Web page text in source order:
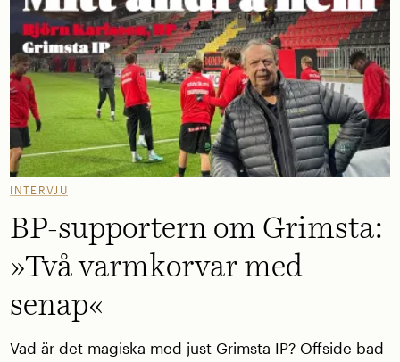
INTERVJU
BP-supportern om Grimsta:
»Två varmkorvar med
senap«
Vad är det magiska med just Grimsta IP? Offside bad